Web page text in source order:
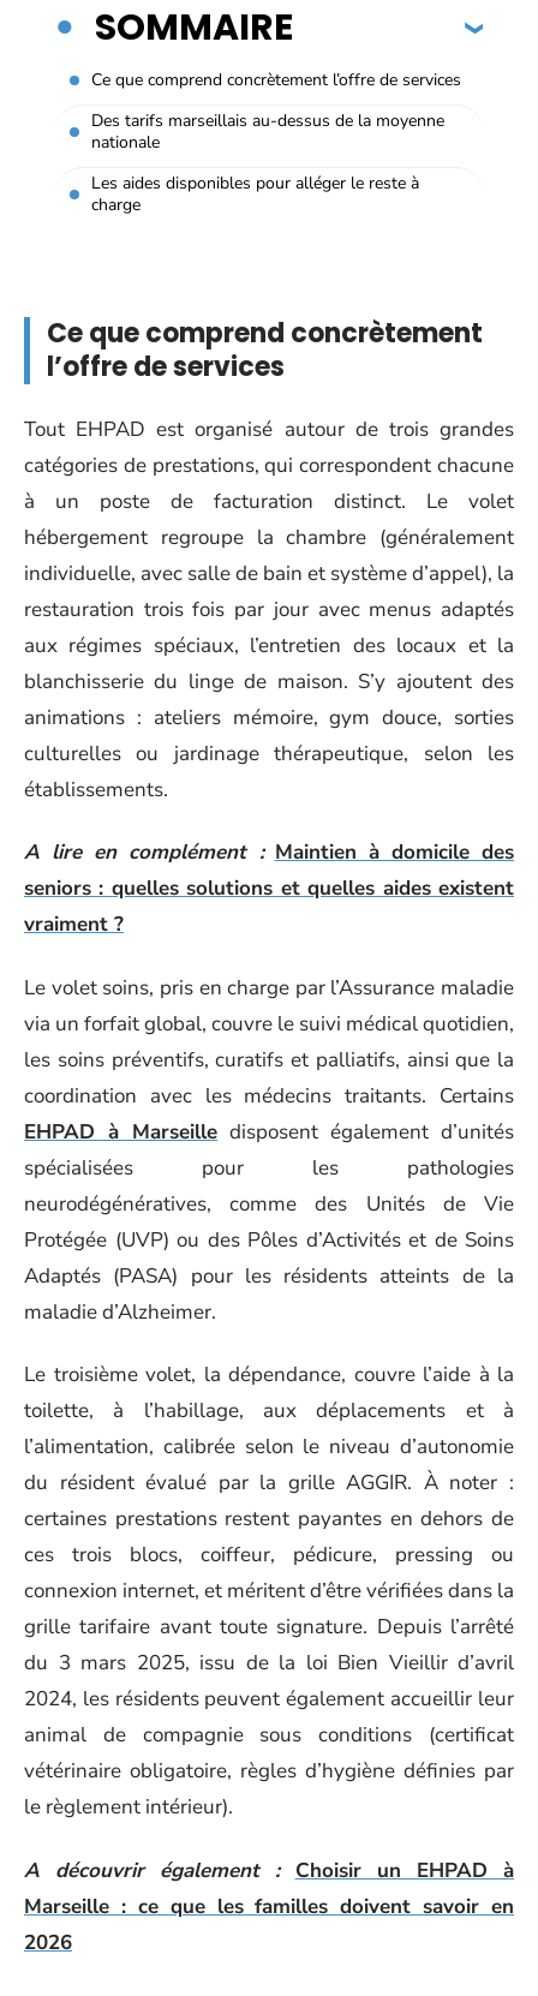
SOMMAIRE
Ce que comprend concrètement l’offre de services
Des tarifs marseillais au-dessus de la moyenne
nationale
Les aides disponibles pour alléger le reste à
charge
Ce que comprend concrètement
l’offre de services
Tout EHPAD est organisé autour de trois grandes
catégories de prestations, qui correspondent chacune
à un poste de facturation distinct. Le volet
hébergement regroupe la chambre (généralement
individuelle, avec salle de bain et système d’appel), la
restauration trois fois par jour avec menus adaptés
aux régimes spéciaux, l’entretien des locaux et la
blanchisserie du linge de maison. S’y ajoutent des
animations : ateliers mémoire, gym douce, sorties
culturelles ou jardinage thérapeutique, selon les
établissements.
A lire en complément : Maintien à domicile des
seniors : quelles solutions et quelles aides existent
vraiment ?
Le volet soins, pris en charge par l’Assurance maladie
via un forfait global, couvre le suivi médical quotidien,
les soins préventifs, curatifs et palliatifs, ainsi que la
coordination avec les médecins traitants. Certains
EHPAD à Marseille disposent également d’unités
spécialisées pour les pathologies
neurodégénératives, comme des Unités de Vie
Protégée (UVP) ou des Pôles d’Activités et de Soins
Adaptés (PASA) pour les résidents atteints de la
maladie d’Alzheimer.
Le troisième volet, la dépendance, couvre l’aide à la
toilette, à l’habillage, aux déplacements et à
l’alimentation, calibrée selon le niveau d’autonomie
du résident évalué par la grille AGGIR. À noter :
certaines prestations restent payantes en dehors de
ces trois blocs, coiffeur, pédicure, pressing ou
connexion internet, et méritent d’être vérifiées dans la
grille tarifaire avant toute signature. Depuis l’arrêté
du 3 mars 2025, issu de la loi Bien Vieillir d’avril
2024, les résidents peuvent également accueillir leur
animal de compagnie sous conditions (certificat
vétérinaire obligatoire, règles d’hygiène définies par
le règlement intérieur).
A découvrir également : Choisir un EHPAD à
Marseille : ce que les familles doivent savoir en
2026